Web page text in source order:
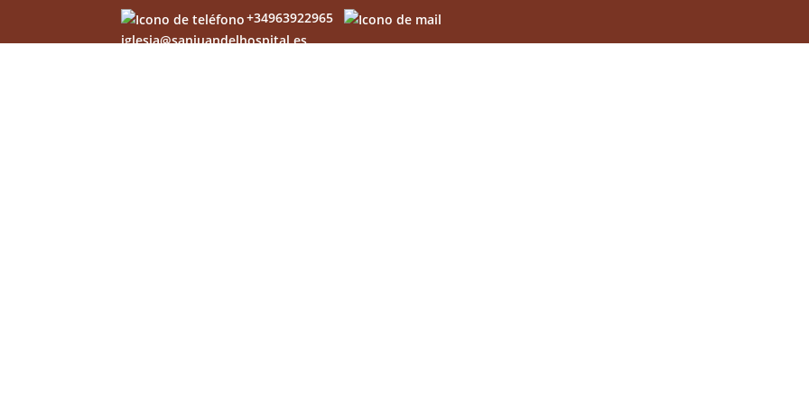
+34963922965
iglesia@sanjuandelhospital.es